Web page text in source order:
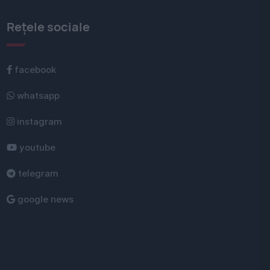
Rețele sociale
facebook
whatsapp
instagram
youtube
telegram
google news